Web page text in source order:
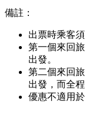
備註：
出票時乘客
第一個來回
出發。
第二個來回
出發，而全
優惠不適用